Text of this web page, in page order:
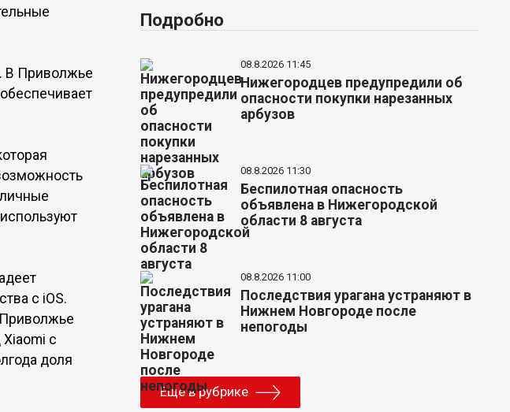
В Приволжье
с iOS.
с
доля
Подробно
08.8.2026 11:45
Нижегородцев предупредили об
опасности покупки нарезанных
арбузов
08.8.2026 11:30
Беспилотная опасность
объявлена в Нижегородской
области 8 августа
08.8.2026 11:00
Последствия урагана устраняют в
Нижнем Новгороде после
непогоды
Еще в рубрике